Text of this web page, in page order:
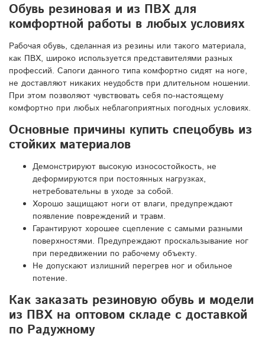
Обувь резиновая и из ПВХ для
комфортной работы в любых условиях
Рабочая обувь, сделанная из резины или такого материала,
как ПВХ, широко используется представителями разных
профессий. Сапоги данного типа комфортно сидят на ноге,
не доставляют никаких неудобств при длительном ношении.
При этом позволяют чувствовать себя по-настоящему
комфортно при любых неблагоприятных погодных условиях.
Основные причины купить спецобувь из
стойких материалов
Демонстрируют высокую износостойкость, не
деформируются при постоянных нагрузках,
нетребовательны в уходе за собой.
Хорошо защищают ноги от влаги, предупреждают
появление повреждений и травм.
Гарантируют хорошее сцепление с самыми разными
поверхностями. Предупреждают проскальзывание ног
при передвижении по рабочему объекту.
Не допускают излишний перегрев ног и обильное
потение.
Как заказать резиновую обувь и модели
из ПВХ на оптовом складе с доставкой
по Радужному